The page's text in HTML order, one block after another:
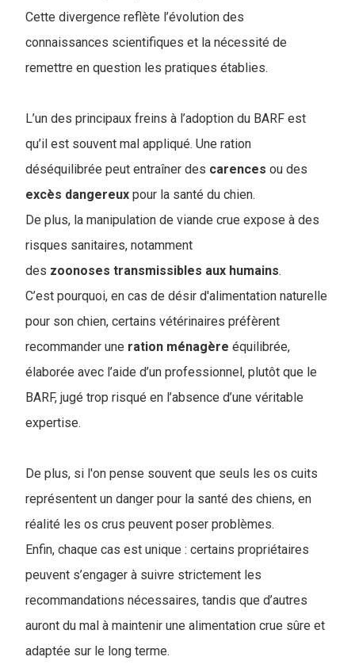
Cette divergence reflète l’évolution des
connaissances scientifiques et la nécessité de
remettre en question les pratiques établies.
L’un des principaux freins à l’adoption du BARF est
qu’il est souvent mal appliqué. Une ration
déséquilibrée peut entraîner des carences ou des
excès dangereux pour la santé du chien.
De plus, la manipulation de viande crue expose à des
risques sanitaires, notamment
des zoonoses transmissibles aux humains.
C’est pourquoi, en cas de désir d'alimentation naturelle
pour son chien, certains vétérinaires préfèrent
recommander une ration ménagère équilibrée,
élaborée avec l’aide d’un professionnel, plutôt que le
BARF, jugé trop risqué en l’absence d’une véritable
expertise.
De plus, si l'on pense souvent que seuls les os cuits
représentent un danger pour la santé des chiens, en
réalité les os crus peuvent poser problèmes.
Enfin, chaque cas est unique : certains propriétaires
peuvent s’engager à suivre strictement les
recommandations nécessaires, tandis que d’autres
auront du mal à maintenir une alimentation crue sûre et
adaptée sur le long terme.